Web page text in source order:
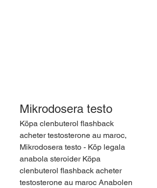
Mikrodosera testo
Köpa clenbuterol flashback
acheter testosterone au maroc,
Mikrodosera testo - Köp legala
anabola steroider Köpa
clenbuterol flashback acheter
testosterone au maroc Anabolen